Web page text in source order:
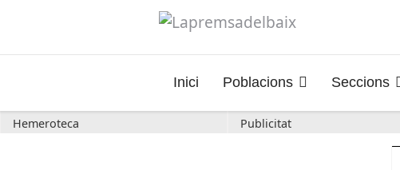
Inici Poblacions Seccions
Hemeroteca Publicitat